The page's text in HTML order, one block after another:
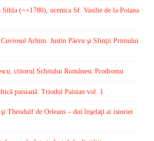
Sihla (~+1780), ucenica Sf. Vasilie de la Poiana
Arhim. Justin Pârvu şi Sfinţii Primului
ctitorul Schitului Românesc Prodromu
paisiană: Triodul Paisian vol. 1
Theodulf de Orleans – doi înşelaţi ai istoriei